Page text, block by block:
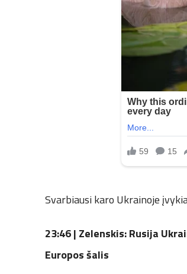
Svarbiausi karo Ukrainoje
23:46 | Zelenskis: Rusija
Europos šalis